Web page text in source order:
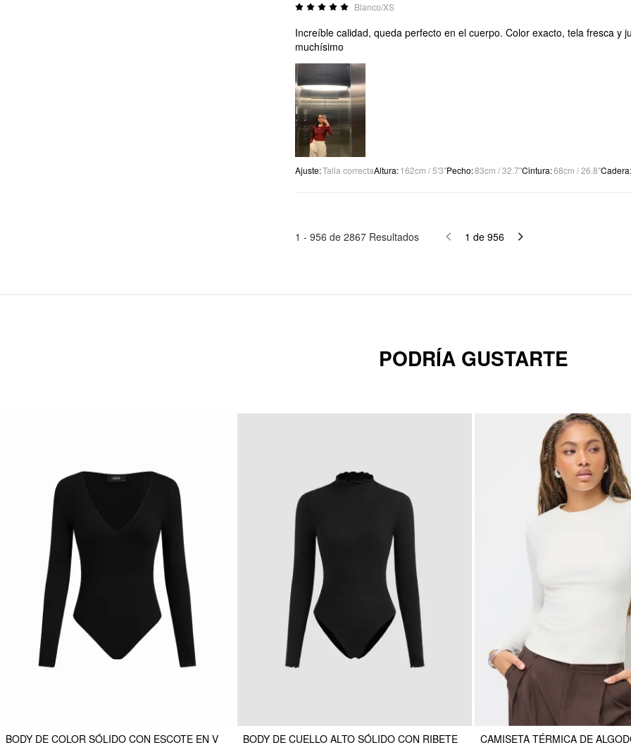
Blanco/XS
Increíble calidad, queda perfecto en el cuerpo. Color exacto, tela fresca y
muchísimo
Ajuste:Talla correctaAltura:162cm / 5'3"Pecho:83cm / 32.7"Cintura:68cm / 26.8"Cadera:
1 - 956 de 2867 Resultados 1 de 956
PODRÍA GUSTARTE
BODY DE COLOR SÓLIDO CON ESCOTE EN V BODY DE CUELLO ALTO SÓLIDO CON RIBETE CAMISETA TÉRMICA DE